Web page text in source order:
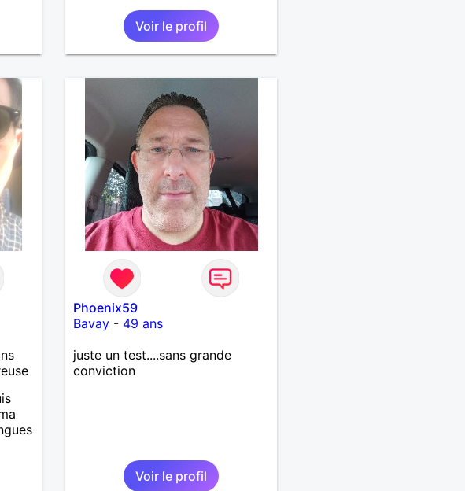
Voir le profil
Phoenix59
Bavay - 49 ans
juste un test....sans grande
conviction
Voir le profil